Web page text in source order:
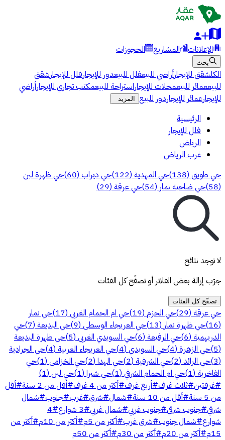
الإعلانات المشاريع الحجوزات
بحث
الكلشقق للإيجارأراضي للبيعفلل للبيعدور للإيجارفلل للإيجارشقق
للبيععمائر للبيعمحلات للإيجاراستراحة للبيعمكتب تجاري للإيجارأراضي
للإيجارعمائر للإيجاردور للبيع المزيد
الرئيسية
فلل للإيجار
الرياض
غرب الرياض
حي طويق(
138
)حي المهدية(
122
)حي ديراب(
60
)حي ظهرة لبن
(
58
)حي ضاحية نمار (
54
)حي عرقة(
29
)
لا توجد نتائج
جرّب إزالة بعض الفلاتر أو تصفّح كل الفئات
تصفّح كل الفئات
حي عرقة(
29
)حي الحزم(
19
)حي ام الحمام الغربي(
17
)حي نمار
(
16
)حي ظهرة نمار (
13
)حي العريجاء الوسطى(
9
)حي البديعة(
7
)حي
الدريهمية(
6
)حي الرفيعة(
6
)حي السويدي الغربي(
5
)حي ظهرة البديعة
(
5
)حي الزهرة(
4
)حي السويدي(
4
)حي العريجاء الغربية(
4
)حي الجرادية
(
3
)حي الرائد(
2
)حي الشرفية(
2
)حي الهدا(
2
)حي الخزامى(
1
)حي
الفاخرية(
1
)حي ام الحمام الشرقي(
1
)حي شبرا(
1
)حي لبن(
1
)
#غرفتين#ثلاث غرف#أربع غرف#أكثر من 4 غرف #أقل من 2 سنة #أقل
من 5 سنة
#أقل من 10 سنة #شمال#شرق#غرب#جنوب#شمال
شرقي#جنوب شرقي#جنوب غربي#شمال غربي#3 شوارع #
4
شوارع#شمال جنوب#شرق غرب#أكثر من 5م #أكثر من 10م #أكثر من
15م #أكثر من 20م #أكثر من 30م #أكثر من 50م